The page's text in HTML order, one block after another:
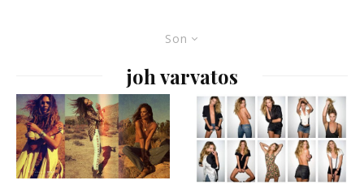
Son
joh varvatos